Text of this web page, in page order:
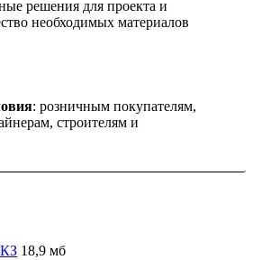
решения для проекта и
необходимых материалов
: розничным покупателям,
строителям и
18,9 мб